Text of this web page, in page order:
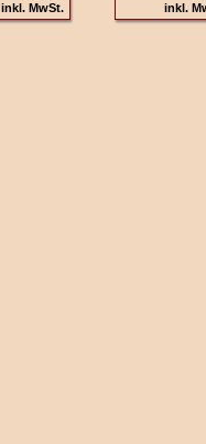
inkl. MwSt.
inkl.